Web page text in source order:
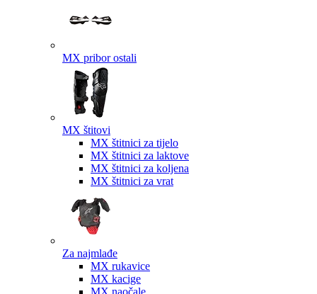
MX pribor ostali
MX štitovi
MX štitnici za tijelo
MX štitnici za laktove
MX štitnici za koljena
MX štitnici za vrat
Za najmlađe
MX rukavice
MX kacige
MX naočale